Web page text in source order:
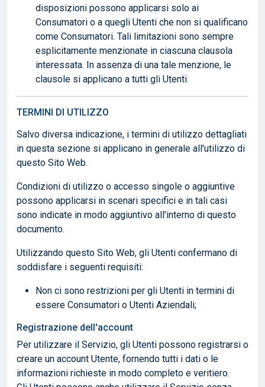
disposizioni possono applicarsi solo ai
Consumatori o a quegli Utenti che non si qualificano
come Consumatori. Tali limitazioni sono sempre
esplicitamente menzionate in ciascuna clausola
interessata. In assenza di una tale menzione, le
clausole si applicano a tutti gli Utenti.
TERMINI DI UTILIZZO
Salvo diversa indicazione, i termini di utilizzo dettagliati
in questa sezione si applicano in generale all'utilizzo di
questo Sito Web.
Condizioni di utilizzo o accesso singole o aggiuntive
possono applicarsi in scenari specifici e in tali casi
sono indicate in modo aggiuntivo all'interno di questo
documento.
Utilizzando questo Sito Web, gli Utenti confermano di
soddisfare i seguenti requisiti:
Non ci sono restrizioni per gli Utenti in termini di
essere Consumatori o Utenti Aziendali;
Registrazione dell'account
Per utilizzare il Servizio, gli Utenti possono registrarsi o
creare un account Utente, fornendo tutti i dati o le
informazioni richieste in modo completo e veritiero.